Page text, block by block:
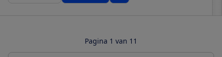
Pagina 1 van 11